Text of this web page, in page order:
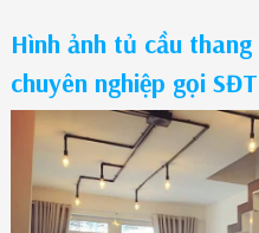
Hình ảnh tủ cầu
chuyên nghiệp gọi